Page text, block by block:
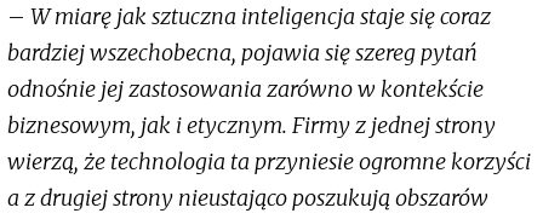
– W miarę jak sztuczna inteligencja staje się coraz
bardziej wszechobecna, pojawia się szereg pytań
odnośnie jej zastosowania zarówno w kontekście
biznesowym, jak i etycznym. Firmy z jednej strony
wierzą, że technologia ta przyniesie ogromne korzyści
a z drugiej strony nieustająco poszukują obszarów